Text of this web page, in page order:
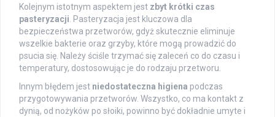
Kolejnym istotnym aspektem jest zbyt krótki czas
pasteryzacji . Pasteryzacja jest kluczowa dla
bezpieczeństwa przetworów, gdyż skutecznie eliminuje
wszelkie bakterie oraz grzyby, które mogą prowadzić do
psucia się. Należy ściśle trzymać się zaleceń co do czasu i
temperatury, dostosowując je do rodzaju przetworu.
Innym błędem jest niedostateczna higiena podczas
przygotowywania przetworów. Wszystko, co ma kontakt z
dynią, od nożyków po słoiki, powinno być dokładnie umyte i